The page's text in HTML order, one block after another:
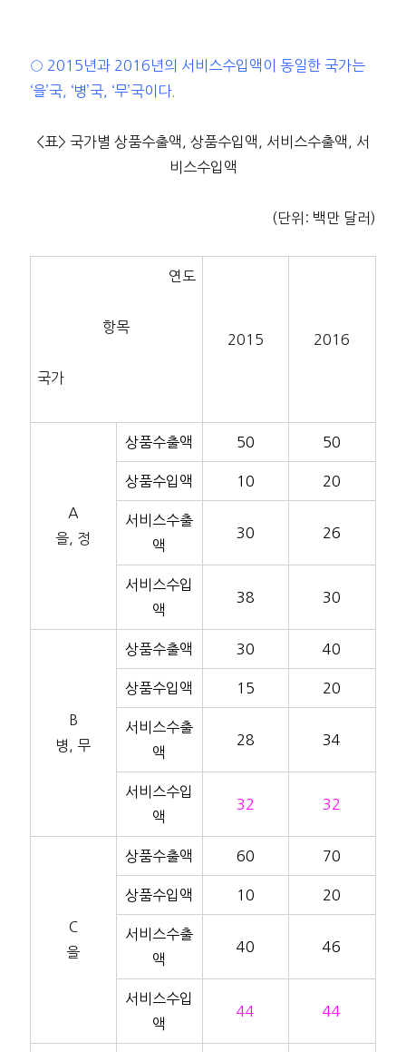
○ 2015년과 2016년의 서비스수입액이 동일한 국가는
‘을’국, ‘병’국, ‘무’국이다.
<표> 국가별 상품수출액, 상품수입액, 서비스수출액, 서
비스수입액
(단위: 백만 달러)
연도
항목
국가
2015 2016
A
을, 정
상품수출액 50 50
상품수입액 10 20
서비스수출
액
30 26
서비스수입
액
38 30
B
병, 무
상품수출액 30 40
상품수입액 15 20
서비스수출
액
28 34
서비스수입
액
32 32
C
을
상품수출액 60 70
상품수입액 10 20
서비스수출
액
40 46
서비스수입
액
44 44